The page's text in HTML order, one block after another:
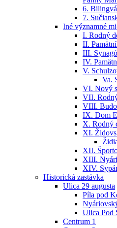
6.
7.
Iné významné
I. Rodný
II.
III.
IV.
V.
Va.
VI. Nový
VII.
VIII.
IX. Dom
X. Rodný
XI.
XII.
XIII.
XIV.
Historická zastávka
Ulica 29 augusta
Píla pod
Ulica Pod
Centrum 1